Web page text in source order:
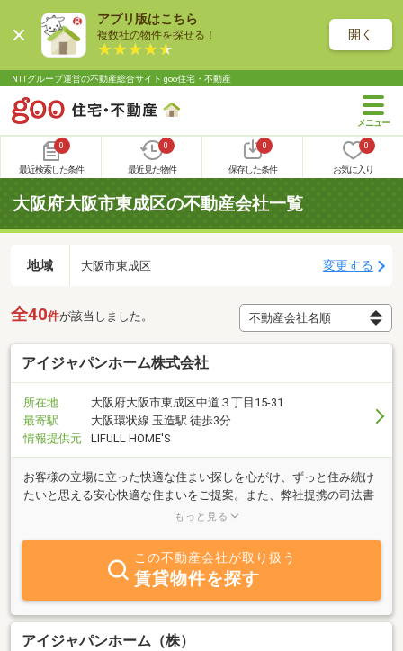
アプリ版はこちら
複数社の物件を探せる！ 開く
NTTグループ運営の不動産総合サイト goo住宅・不動産
0
最近検索した条件
0
最近見た物件
0
保存した条件
0
お気に入り
大阪府大阪市東成区の不動産会社一覧
地域 大阪市東成区 変更する
全40件が該当しました。
アイジャパンホーム株式会社
所在地
大阪府大阪市東成区中道３丁目15-31
最寄駅
大阪環状線 玉造駅 徒歩3分
情報提供元
LIFULL HOME'S
お客様の立場に立った快適な住まい探しを心がけ、ずっと住み続け
たいと思える安心快適な住まいをご提案。また、弊社提携の司法書
士事務所、顧問弁護士、税理士へのご相談等、様々な状況でのサポ
もっと見る
この不動産会社が取り扱う
賃貸物件を探す
アイジャパンホーム（株）